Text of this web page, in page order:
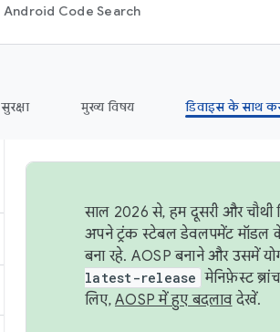
Android Code Search
सुरक्षा मुख्य विषय डिवाइस के साथ
साल 2026 से, हम दूसरी और चौथी
अपने ट्रंक स्टेबल डेवलपमेंट मॉडल
बना रहे. AOSP बनाने और उसमें
latest-release मेनिफ़ेस्ट
लिए, AOSP में हुए बदलावदेखें.